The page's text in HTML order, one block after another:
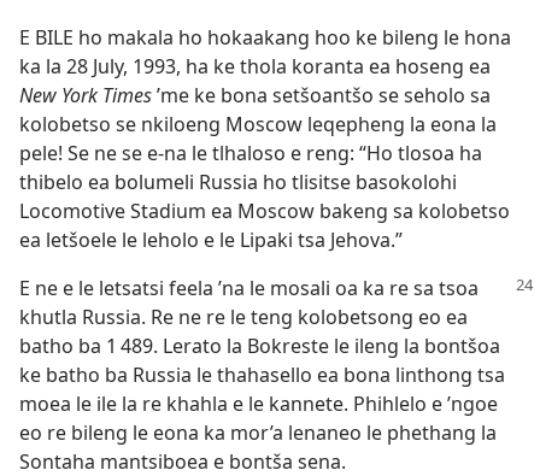
E BILE ho makala ho hokaakang hoo ke bileng le hona
ka la 28 July, 1993, ha ke thola koranta ea hoseng ea
New York Times’me ke bona setšoantšo se seholo sa
kolobetso se nkiloeng Moscow leqepheng la eona la
pele! Se ne se e-na le tlhaloso e reng: “Ho tlosoa ha
thibelo ea bolumeli Russia ho tlisitse basokolohi
Locomotive Stadium ea Moscow bakeng sa kolobetso
ea letšoele le leholo e le Lipaki tsa Jehova.”
E ne e le letsatsi feela ’na le mosali oa ka re sa tsoa
khutla Russia. Re ne re le teng kolobetsong eo ea
batho ba 1 489. Lerato la Bokreste le ileng la bontšoa
ke batho ba Russia le thahasello ea bona linthong tsa
moea le ile la re khahla e le kannete. Phihlelo e ’ngoe
eo re bileng le eona ka mor’a lenaneo le phethang la
Sontaha mantsiboea e bontša sena.